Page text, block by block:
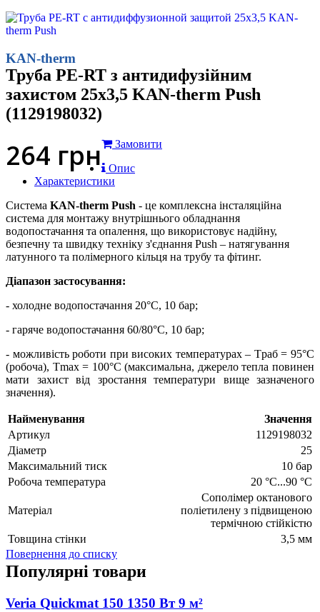
KAN-therm
Труба PE-RT з антидифузійним
захистом 25x3,5 KAN-therm Push
(1129198032)
264 грн
Замовити
Опис
Характеристики
Система KAN-therm Push - це комплексна інсталяційна
система для монтажу внутрішнього обладнання
водопостачання та опалення, що використовує надійну,
безпечну та швидку техніку з'єднання Push – натягування
латунного та полімерного кільця на трубу та фітинг.
Діапазон застосування:
- холодне водопостачання 20°C, 10 бар;
- гаряче водопостачання 60/80°C, 10 бар;
- можливість роботи при високих температурах – Tраб = 95°C
(робоча), Tmax = 100°C (максимальна, джерело тепла повинен
мати захист від зростання температури вище зазначеного
значення).
Найменування
Значення
Артикул
1129198032
Діаметр
25
Максимальний тиск
10 бар
Робоча температура
20 °C...90 °C
Матеріал
Сополімер октанового
поліетилену з підвищеною
термічною стійкістю
Товщина стінки
3,5 мм
Повернення до списку
Популярні товари
Veria Quickmat 150 1350 Вт 9 м²